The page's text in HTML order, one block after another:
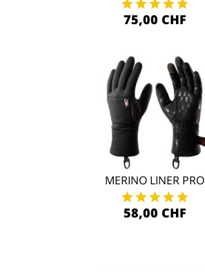
75,00 CHF
MERINO LINER PRO
58,00 CHF